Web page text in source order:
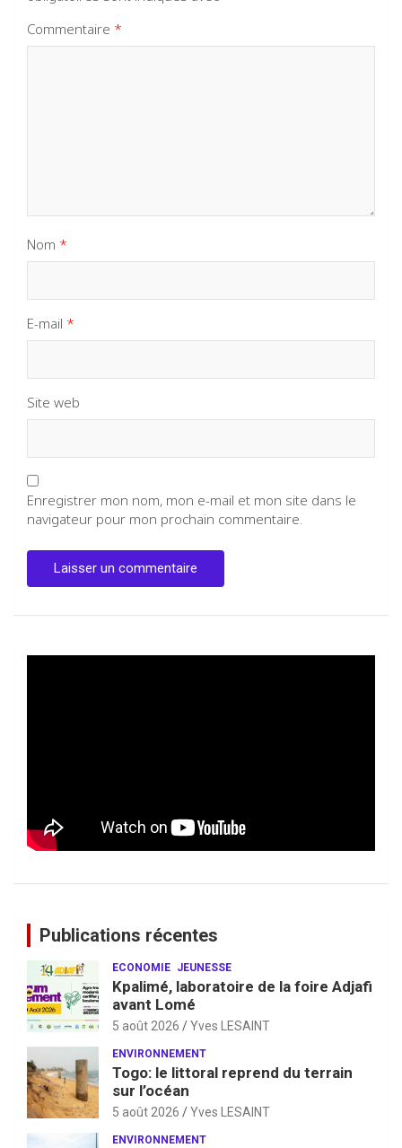
Commentaire *
Nom *
E-mail *
Site web
Enregistrer mon nom, mon e-mail et mon site dans le
navigateur pour mon prochain commentaire.
Publications récentes
ECONOMIE JEUNESSE
Kpalimé, laboratoire de la foire Adjafi
avant Lomé
5 août 2026 Yves LESAINT
ENVIRONNEMENT
Togo: le littoral reprend du terrain
sur l’océan
5 août 2026 Yves LESAINT
ENVIRONNEMENT